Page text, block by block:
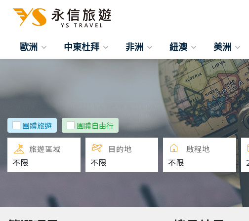
歐洲 中東杜拜 非洲 紐澳 美洲
團體旅遊 團體自由行
旅遊區域 目的地 啟程地